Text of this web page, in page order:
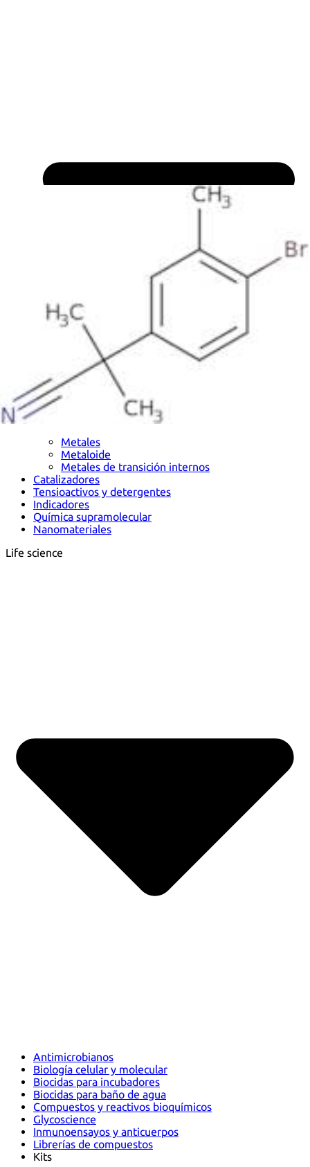
Metales
Metaloide
Metales de transición internos
Catalizadores
Tensioactivos y detergentes
Indicadores
Química supramolecular
Nanomateriales
Life science
Antimicrobianos
Biología celular y molecular
Biocidas para incubadores
Biocidas para baño de agua
Compuestos y reactivos bioquímicos
Glycoscience
Inmunoensayos y anticuerpos
Librerías de compuestos
Kits